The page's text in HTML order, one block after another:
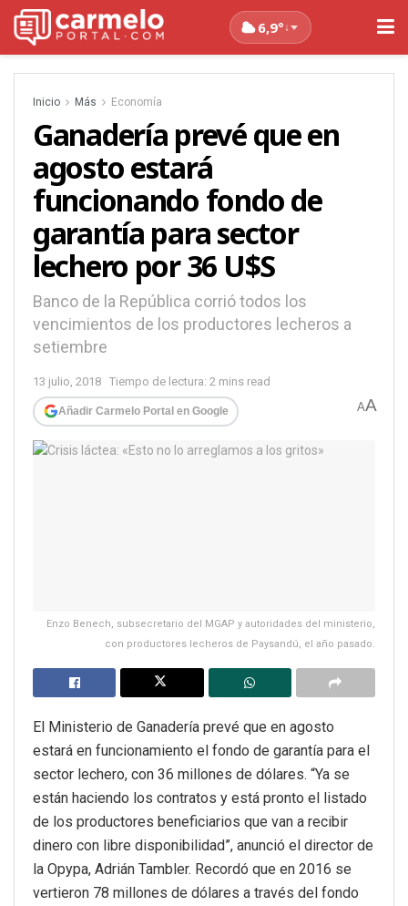
6,9°↓
Inicio Más Economía
Ganadería prevé que en
agosto estará
funcionando fondo de
garantía para sector
lechero por 36 U$S
Banco de la República corrió todos los
vencimientos de los productores lecheros a
setiembre
13 julio, 2018 Tiempo de lectura: 2 mins read
Añadir Carmelo Portal en Google AA
Enzo Benech, subsecretario del MGAP y autoridades del ministerio,
con productores lecheros de Paysandú, el año pasado.
El Ministerio de Ganadería prevé que en agosto
estará en funcionamiento el fondo de garantía para el
sector lechero, con 36 millones de dólares. “Ya se
están haciendo los contratos y está pronto el listado
de los productores beneficiarios que van a recibir
dinero con libre disponibilidad”, anunció el director de
la Opypa, Adrián Tambler. Recordó que en 2016 se
vertieron 78 millones de dólares a través del fondo